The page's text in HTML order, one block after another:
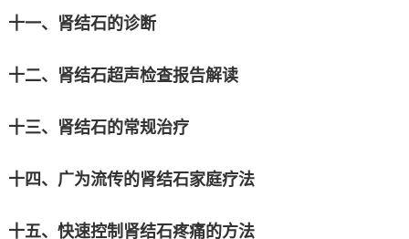
十一、肾结石的诊断
十二、肾结石超声检查报告解读
十三、肾结石的常规治疗
十四、广为流传的肾结石家庭疗法
十五、快速控制肾结石疼痛的方法